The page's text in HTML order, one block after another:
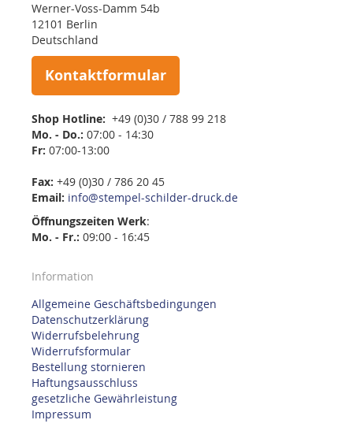
Werner-Voss-Damm 54b
12101 Berlin
Deutschland
Kontaktformular
Shop Hotline: +49 (0)30 / 788 99 218
Mo. - Do.: 07:00 - 14:30
Fr: 07:00-13:00
Fax: +49 (0)30 / 786 20 45
Email: info@stempel-schilder-druck.de
Öffnungszeiten Werk:
Mo. - Fr.: 09:00 - 16:45
Information
Allgemeine Geschäftsbedingungen
Datenschutzerklärung
Widerrufsbelehrung
Widerrufsformular
Bestellung stornieren
Haftungsausschluss
gesetzliche Gewährleistung
Impressum